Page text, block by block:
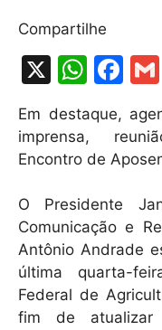
Compartilhe
X
W
at
s
p
p
F
c
e
o
o
k
Em destaque,
imprensa,
Encontro de
O Presidente
Comunicação e
Antônio Andrade
última quarta-
Federal de
fim de atualizar